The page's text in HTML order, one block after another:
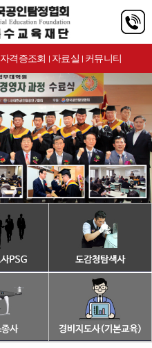
자격증조회 | 자료실 | 커뮤니티